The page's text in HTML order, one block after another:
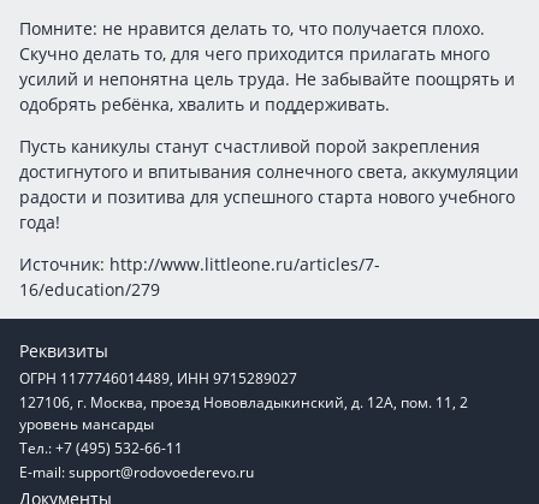
Помните: не нравится делать то, что получается плохо.
Скучно делать то, для чего приходится прилагать много
усилий и непонятна цель труда. Не забывайте поощрять и
одобрять ребёнка, хвалить и поддерживать.
Пусть каникулы станут счастливой порой закрепления
достигнутого и впитывания солнечного света, аккумуляции
радости и позитива для успешного старта нового учебного
года!
Источник: http://www.littleone.ru/articles/7-
16/education/279
Реквизиты
ОГРН 1177746014489, ИНН 9715289027
127106, г. Москва, проезд Нововладыкинский, д. 12А, пом. 11, 2
уровень мансарды
Тел.: +7 (495) 532-66-11
E-mail:support@rodovoederevo.ru
Документы